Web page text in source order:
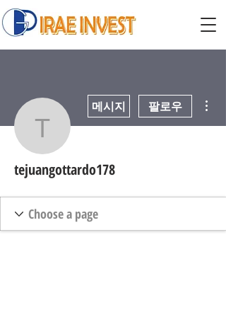
메시지 팔로우
tejuangottardo178